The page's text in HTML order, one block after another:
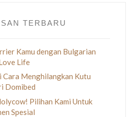
TERBARU
Kamu dengan Bulgarian
Life
Cara Menghilangkan Kutu
Domibed
Pilihan Kami Untuk
Spesial